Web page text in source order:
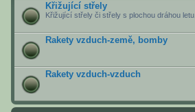
Křižující střely
Křižující střely či střely s plochou dráhou letu.
Rakety vzduch-země, bomby
Rakety vzduch-vzduch